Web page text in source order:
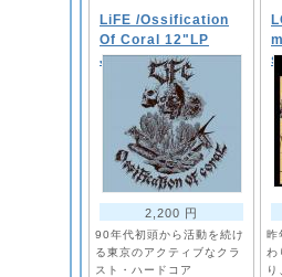
LiFE /Ossification
Of Coral 12"LP
Japanese Edition
2,200 円
90年代初頭から活動を続け
る東京のアクティブなクラ
スト・ハードコア
昨
わ